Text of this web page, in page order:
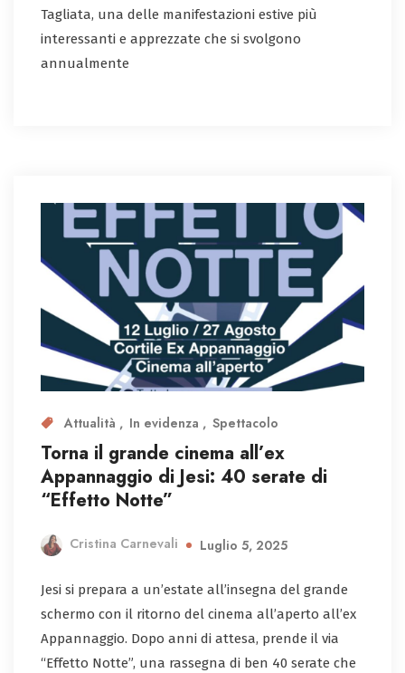
Tagliata, una delle manifestazioni estive più
interessanti e apprezzate che si svolgono
annualmente
Attualità In evidenza Spettacolo
Torna il grande cinema all’ex
Appannaggio di Jesi: 40 serate di
“Effetto Notte”
Cristina Carnevali Luglio 5, 2025
Jesi si prepara a un’estate all’insegna del grande
schermo con il ritorno del cinema all’aperto all’ex
Appannaggio. Dopo anni di attesa, prende il via
“Effetto Notte”, una rassegna di ben 40 serate che